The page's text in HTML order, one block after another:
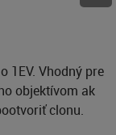
1EV. Vhodný pre
objektívom ak
clonu.